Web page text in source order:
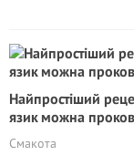
Найпростіший
язик можна
Смакота